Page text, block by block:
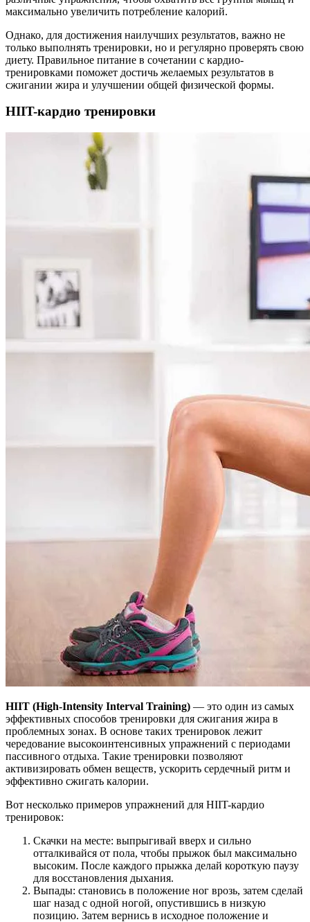
максимально увеличить потребление калорий.
Однако, для достижения наилучших результатов, важно не
только выполнять тренировки, но и регулярно проверять свою
диету. Правильное питание в сочетании с кардио-
тренировками поможет достичь желаемых результатов в
сжигании жира и улучшении общей физической формы.
HIIT-кардио тренировки
HIIT (High-Intensity Interval Training) — это один из самых
эффективных способов тренировки для сжигания жира в
проблемных зонах. В основе таких тренировок лежит
чередование высокоинтенсивных упражнений с периодами
пассивного отдыха. Такие тренировки позволяют
активизировать обмен веществ, ускорить сердечный ритм и
эффективно сжигать калории.
Вот несколько примеров упражнений для HIIT-кардио
тренировок:
Скачки на месте: выпрыгивай вверх и сильно
отталкивайся от пола, чтобы прыжок был максимально
высоким. После каждого прыжка делай короткую паузу
для восстановления дыхания.
Выпады: становись в положение ног врозь, затем сделай
шаг назад с одной ногой, опустившись в низкую
позицию. Затем вернись в исходное положение и